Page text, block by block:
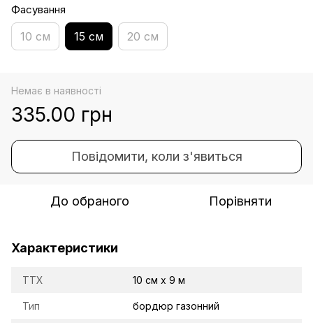
Фасування
10 см 15 см 20 см
Немає в наявності
335.00 грн
Повідомити, коли з'явиться
До обраного Порівняти
Характеристики
TTX 10 см х 9 м
Тип бордюр газонний